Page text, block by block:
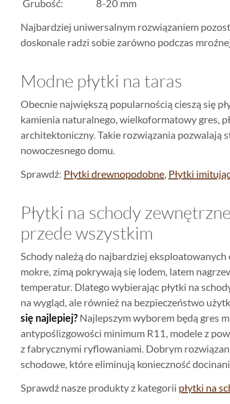
Grubość: 8-20 mm
Najbardziej uniwersalnym rozwiązaniem
doskonale radzi sobie zarówno podczas
Modne płytki na taras
Obecnie największą popularnością cieszą się
kamienia naturalnego, wielkoformatowy gres,
architektoniczny. Takie rozwiązania pozwalają
nowoczesnego domu.
Sprawdź: Płytki drewnopodobne Płytki
Płytki na schody
przede wszystkim
Schody należą do najbardziej
mokre, zimą pokrywają się lodem, latem
temperatur. Dlatego wybierając płytki na
na wygląd, ale również na bezpieczeństwo
się najlepiej? Najlepszym wyborem będą gres
antypoślizgowości minimum R11, modele z
z fabrycznymi ryflowaniami. Dobrym
schodowe, które eliminują konieczność
Sprawdź nasze produkty z kategorii płytki na